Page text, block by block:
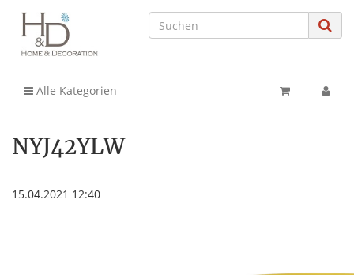
Alle Kategorien
NYJ42YLW
15.04.2021 12:40